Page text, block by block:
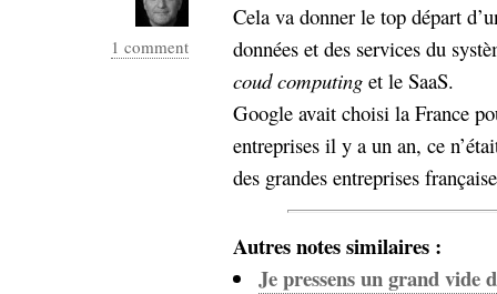
1 comment
Cela va donner le top départ
données et des services du
coud computing et le SaaS.
Google avait choisi la France
entreprises il y a un an, ce
des grandes entreprises
Autres notes similaires :
Je pressens un grand vide
cinéma
Cloud